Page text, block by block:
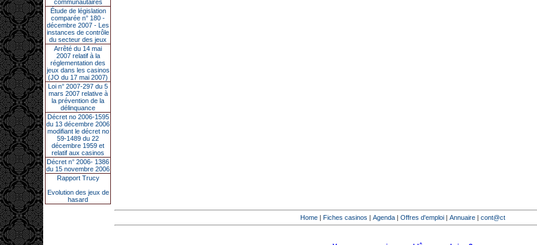
communautaires
Étude de législation
comparée n° 180 -
décembre 2007 - Les
instances de contrôle
du secteur des jeux
Arrêté du 14 mai
2007 relatif à la
réglementation des
jeux dans les casinos
(JO du 17 mai 2007)
Loi n° 2007-297 du 5
mars 2007 relative à
la prévention de la
délinquance
Décret no 2006-1595
du 13 décembre 2006
modifiant le décret no
59-1489 du 22
décembre 1959 et
relatif aux casinos
Décret n° 2006- 1386
du 15 novembre 2006
Rapport Trucy
Evolution des jeux de
hasard
Home | Fiches casinos | Agenda | Offres d'emploi | Annuaire | cont@ct